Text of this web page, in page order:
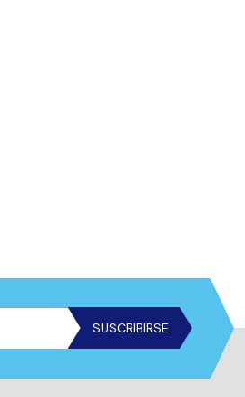
SUSCRIBIRSE